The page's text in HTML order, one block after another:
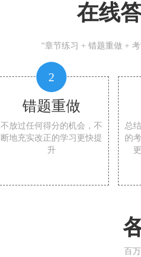
在线
“章节练习 + 错题重做 +
2
错题重做
不放过任何得分的机会，不
断地充实改正的学习更快提
升
总
的
百